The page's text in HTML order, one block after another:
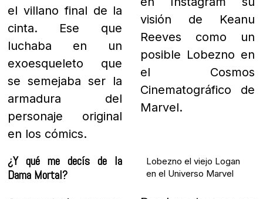
el villano final de la
cinta. Ese que
luchaba en un
exoesqueleto que
se semejaba ser la
armadura del
personaje original
en los cómics.
¿Y qué me decís de la
Dama Mortal?
visión de Keanu
Reeves como un
posible Lobezno en
el Cosmos
Cinematográfico de
Marvel.
Lobezno el viejo Logan
en el Universo Marvel